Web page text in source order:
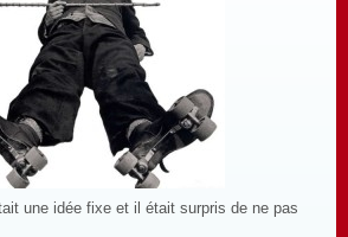
une idée fixe et il était surpris de ne pas